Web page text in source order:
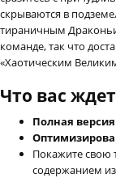
скрываются в
тираничным
команде, так что
«Хаотическим
Что вас
Полная
Покажите свою
содержанием